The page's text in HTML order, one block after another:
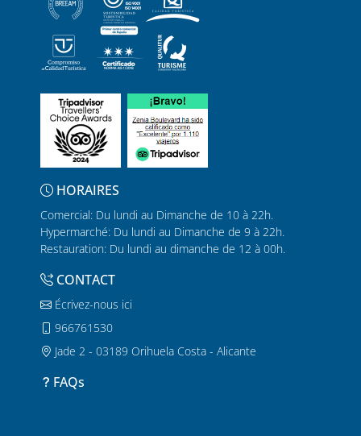
HORAIRES
Comercial: Du lundi au Dimanche de 10 à 22h.
Hypermarché: Du lundi au Dimanche de 9 à 22h.
Restauration: Du lundi au dimanche de 12 à 00h.
CONTACT
Écrivez-nous ici
966761530
Jade 2 - 03189 Orihuela Costa - Alicante
FAQs